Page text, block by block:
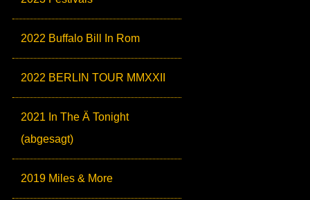
2022 Buffalo Bill In Rom
2022 BERLIN TOUR MMXXII
2021 In The Ä Tonight
(abgesagt)
2019 Miles & More